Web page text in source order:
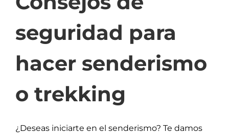
seguridad para
hacer senderismo
o trekking
¿Deseas iniciarte en el senderismo? Te damos